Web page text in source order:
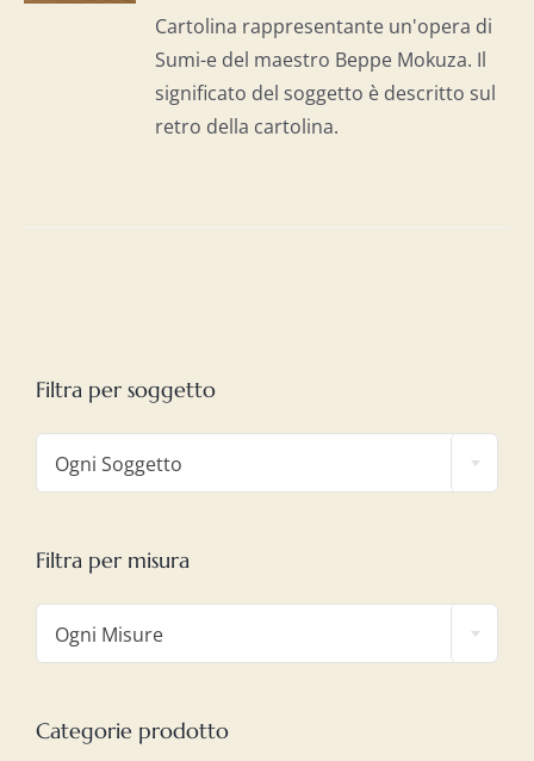
Cartolina rappresentante un'opera di
Sumi-e del maestro Beppe Mokuza. Il
significato del soggetto è descritto sul
retro della cartolina.
Filtra per soggetto
Ogni Soggetto
Filtra per misura
Ogni Misure
Categorie prodotto